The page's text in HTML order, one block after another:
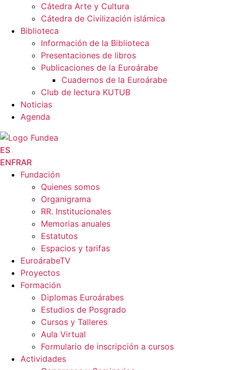
Cátedra Arte y Cultura
Cátedra de Civilización islámica
Biblioteca
Información de la Biblioteca
Presentaciones de libros
Publicaciones de la Euroárabe
Cuadernos de la Euroárabe
Club de lectura KUTUB
Noticias
Agenda
ES
ENFRAR
Fundación
Quienes somos
Organigrama
RR. Institucionales
Memorias anuales
Estatutos
Espacios y tarifas
EuroárabeTV
Proyectos
Formación
Diplomas Euroárabes
Estudios de Posgrado
Cursos y Talleres
Aula Virtual
Formulario de inscripción a cursos
Actividades